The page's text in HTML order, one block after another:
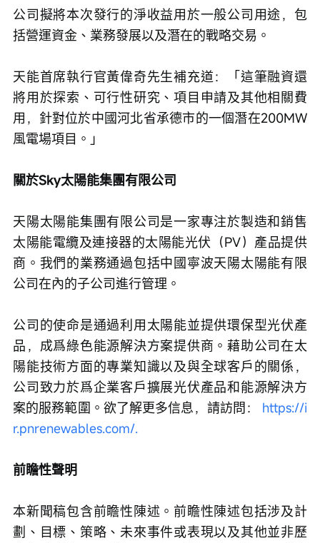
公司擬將本次發行的淨收益用於一般公司用途，包
括營運資金、業務發展以及潛在的戰略交易。
天能首席執行官黃偉奇先生補充道：「這筆融資還
將用於探索、可行性研究、項目申請及其他相關費
用，針對位於中國河北省承德市的一個潛在200MW
風電場項目。」
關於Sky太陽能集團有限公司
天陽太陽能集團有限公司是一家專注於製造和銷售
太陽能電纜及連接器的太陽能光伏（PV）產品提供
商。我們的業務通過包括中國寧波天陽太陽能有限
公司在內的子公司進行管理。
公司的使命是通過利用太陽能並提供環保型光伏產
品，成爲綠色能源解決方案提供商。藉助公司在太
陽能技術方面的專業知識以及與全球客戶的關係，
公司致力於爲企業客戶擴展光伏產品和能源解決方
案的服務範圍。欲了解更多信息，請訪問： https://i
r.pnrenewables.com/.
前瞻性聲明
本新聞稿包含前瞻性陳述。前瞻性陳述包括涉及計
劃、目標、策略、未來事件或表現以及其他並非歷